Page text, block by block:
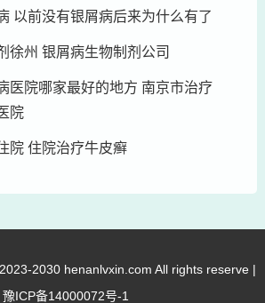
以前没有银屑病后来为什么有了
徐州 银屑病生物制剂公司
医院哪家最好的地方 南京市治疗
院
院 住院治疗牛皮癣
2030 henanlvxin.com All rights reserve |
豫ICP备14000072号-1